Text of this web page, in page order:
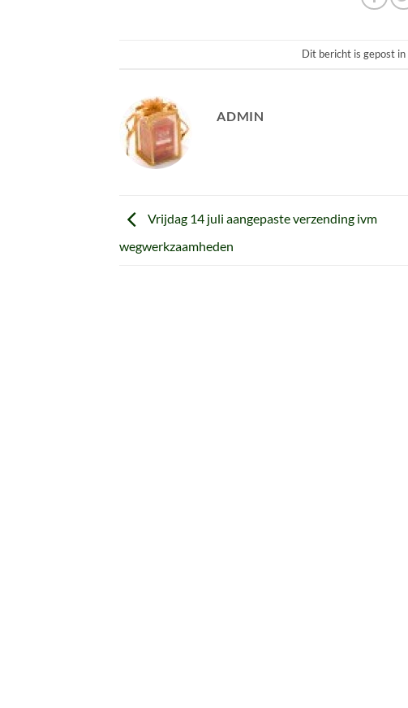
Dit bericht is gepost in
ADMIN
Vrijdag 14 juli aangepaste verzending ivm
wegwerkzaamheden